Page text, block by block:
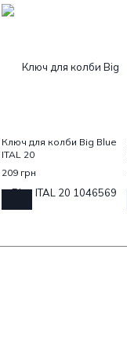
Ключ для колби Big Blue
ITAL 20
209 грн